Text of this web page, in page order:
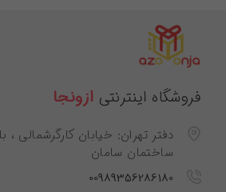
فروشگاه اینترنتی ازونجا
دفتر تهران: خیابان کارگرشمالی ،
ساختمان سامان
00989356286180